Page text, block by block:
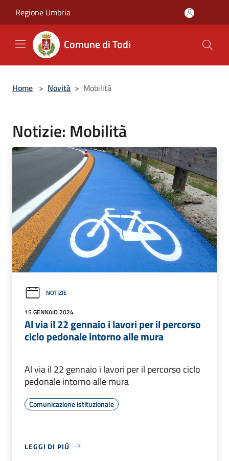
Regione Umbria
Comune di Todi
Home > Novità > Mobilità
Notizie: Mobilità
NOTIZIE
15 GENNAIO 2024
Al via il 22 gennaio i lavori per il percorso
ciclo pedonale intorno alle mura
Al via il 22 gennaio i lavori per il percorso ciclo
pedonale intorno alle mura
Comunicazione istituzionale
LEGGI DI PIÙ